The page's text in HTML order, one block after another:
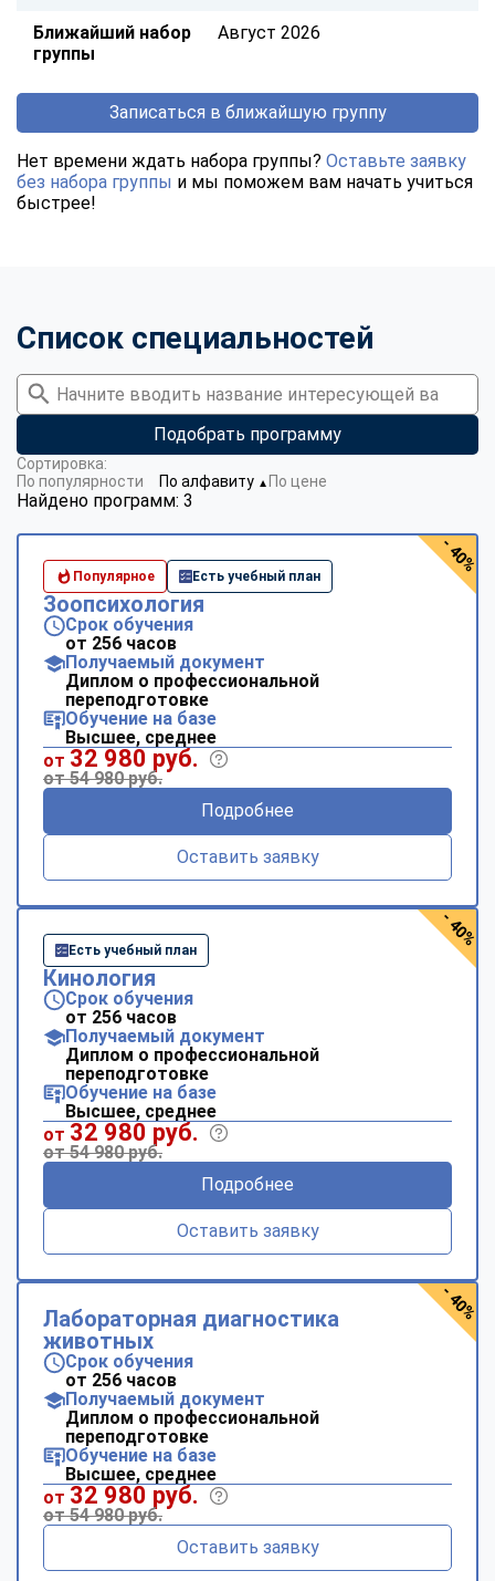
Ближайший набор
группы
Август 2026
Записаться в ближайшую группу
Нет времени ждать набора группы? Оставьте заявку
без набора группы и мы поможем вам начать учиться
быстрее!
Список специальностей
Подобрать программу
Найдено программ: 3
Сортировка:
По популярности
По алфавиту ▼ По цене
Популярное Есть учебный план
Зоопсихология
Срок обучения
от 256 часов
Получаемый документ
Диплом о профессиональной
переподготовке
Обучение на базе
Высшее, среднее
от 32 980 руб.
от 54 980 руб.
Подробнее
Оставить заявку
- 40%
Есть учебный план
Кинология
Срок обучения
от 256 часов
Получаемый документ
Диплом о профессиональной
переподготовке
Обучение на базе
Высшее, среднее
от 32 980 руб.
от 54 980 руб.
Подробнее
Оставить заявку
- 40%
Лабораторная диагностика
животных
Срок обучения
от 256 часов
Получаемый документ
Диплом о профессиональной
переподготовке
Обучение на базе
Высшее, среднее
от 32 980 руб.
от 54 980 руб.
Оставить заявку
- 40%